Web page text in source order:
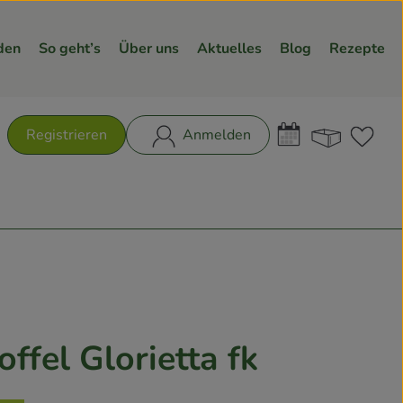
So geht’s Über uns Aktuelles Blog Rezepte
Registrieren Anmelden
Glorietta fk